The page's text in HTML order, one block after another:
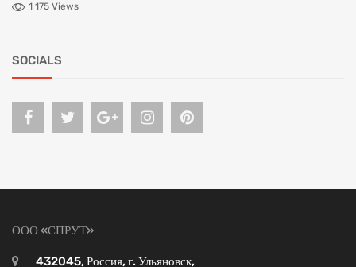
1 175 Views
SOCIALS
ООО «СПРУТ»
432045, Россия, г. Ульяновск,